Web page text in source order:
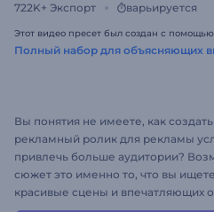
722K+ Экспорт варьируется
Этот видео пресет был создан с помощью
Полный набор для объясняющих
Вы понятия не имеете, как
рекламный ролик для рекламы
привлечь больше аудитории?
сюжет это именно то, что вы
красивые сцены и впечатляющих